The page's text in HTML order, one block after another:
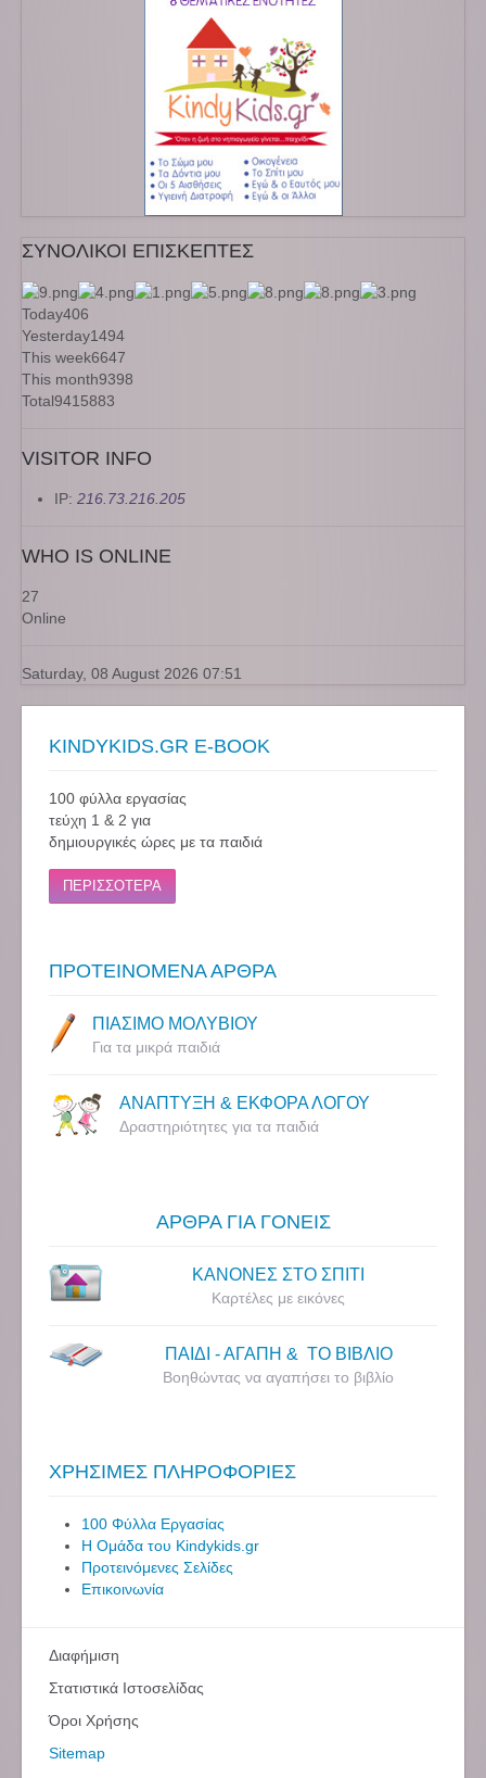
ΣΥΝΟΛΙΚΟΙ ΕΠΙΣΚΕΠΤΕΣ
Today406
Yesterday1494
This week6647
This month9398
Total9415883
VISITOR INFO
IP: 216.73.216.205
WHO IS ONLINE
27
Online
Saturday, 08 August 2026 07:51
KINDYKIDS.GR E-BOOK
100 φύλλα εργασίας
τεύχη 1 & 2 για
δημιουργικές ώρες με τα παιδιά
ΠΕΡΙΣΣΟΤΕΡΑ
ΠΡΟΤΕΙΝΟΜΕΝΑ ΑΡΘΡΑ
ΠΙΑΣΙΜΟ ΜΟΛΥΒΙΟΥ
Για τα μικρά παιδιά
ΑΝΑΠΤΥΞΗ & ΕΚΦΟΡΑ ΛΟΓΟΥ
Δραστηριότητες για τα παιδιά
ΑΡΘΡΑ ΓΙΑ ΓΟΝΕΙΣ
ΚΑΝΟΝΕΣ ΣΤΟ ΣΠΙΤΙ
Καρτέλες με εικόνες
ΠΑΙΔΙ - ΑΓΑΠΗ & ΤΟ ΒΙΒΛΙΟ
Βοηθώντας να αγαπήσει το βιβλίο
ΧΡΗΣΙΜΕΣ ΠΛΗΡΟΦΟΡΙΕΣ
100 Φύλλα Εργασίας
Η Ομάδα του Kindykids.gr
Προτεινόμενες Σελίδες
Επικοινωνία
Διαφήμιση
Στατιστικά Ιστοσελίδας
Όροι Χρήσης
Sitemap